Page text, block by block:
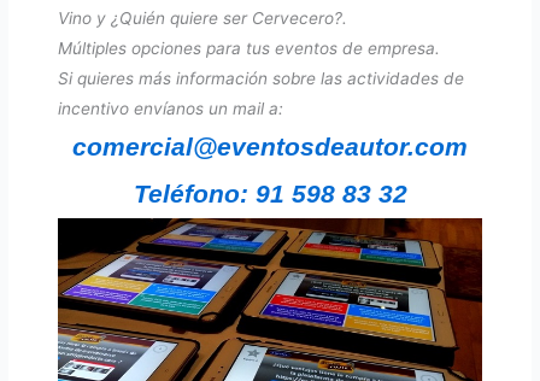
Vino y ¿Quién quiere ser Cervecero?.
Múltiples opciones para tus eventos de empresa.
Si quieres más información sobre las actividades de
incentivo envíanos un mail a:
comercial@eventosdeautor.com
Teléfono: 91 598 83 32